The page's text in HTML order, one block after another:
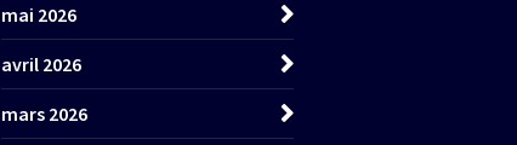
mai 2026
avril 2026
mars 2026